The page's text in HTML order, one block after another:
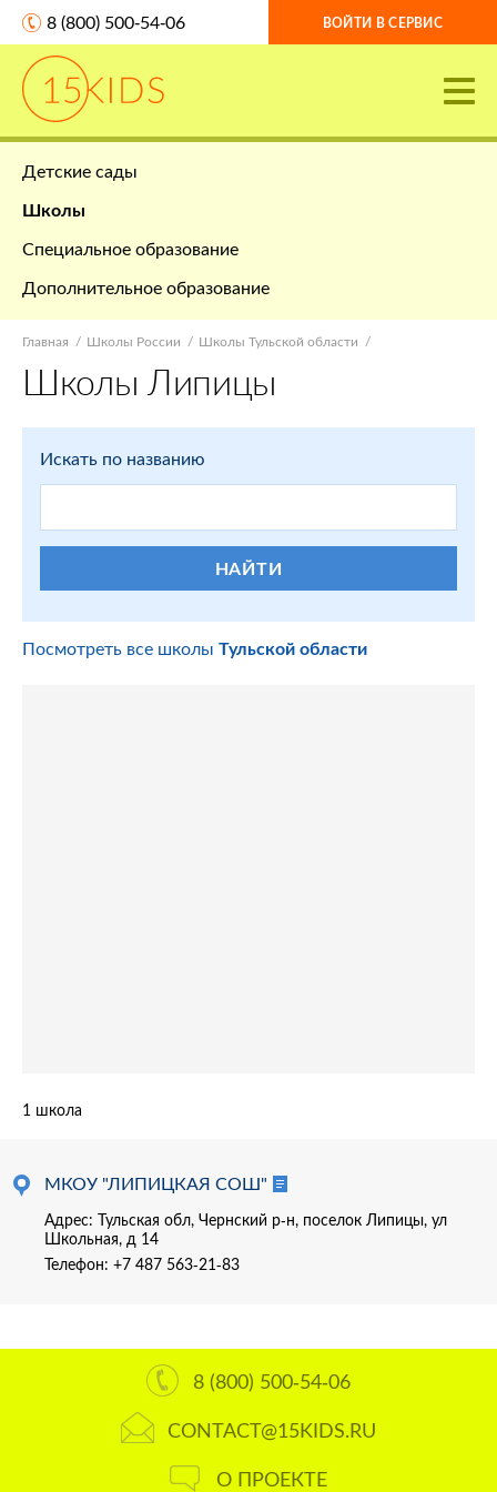
8 (800) 500-54-06 ВОЙТИ В СЕРВИС
Детские сады
Школы
Специальное образование
Дополнительное образование
Главная Школы России Школы Тульской области
Школы Липицы
Искать по названию
НАЙТИ
Посмотреть все школы Тульской области
1 школа
МКОУ "ЛИПИЦКАЯ СОШ"
Адрес: Тульская обл, Чернский р-н, поселок Липицы, ул
Школьная, д 14
Телефон: +7 487 563-21-83
8 (800) 500-54-06
CONTACT@15KIDS.RU
О ПРОЕКТЕ